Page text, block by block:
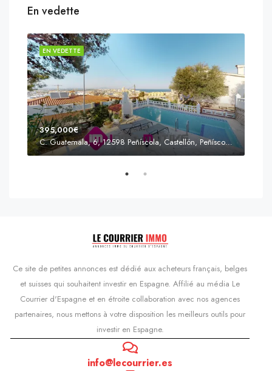
En vedette
EN VEDETTE
395,000€
C. Guatemala, 6, 12598 Peñíscola, Castellón, Peñíscola, Communauté valencienne
Ce site de petites annonces est dédié aux acheteurs français, belges
et suisses qui souhaitent investir en Espagne. Affilié au média Le
Courrier d'Espagne et en étroite collaboration avec nos agences
partenaires, nous mettons à votre disposition les meilleurs outils pour
investir en Espagne.
info@lecourrier.es